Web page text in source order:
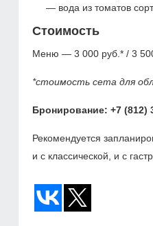
вода из томатов
Стоимость
Меню — 3 000 руб.* / 3
*стоимость сета для
Бронирование: +7 (812)
Рекомендуется
и с классической, и с